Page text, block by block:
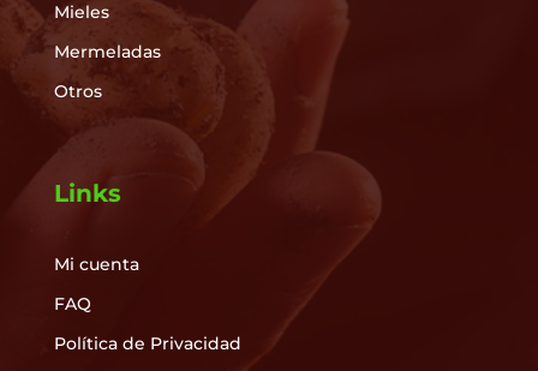
Mieles
Mermeladas
Otros
Links
Mi cuenta
FAQ
Política de Privacidad